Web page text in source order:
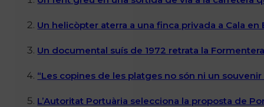
Un helicòpter aterra a una finca privada a Cala
Un documental suís de 1972 retrata la
“Les copines de les platges no són ni un
L’Autoritat Portuària selecciona la proposta de